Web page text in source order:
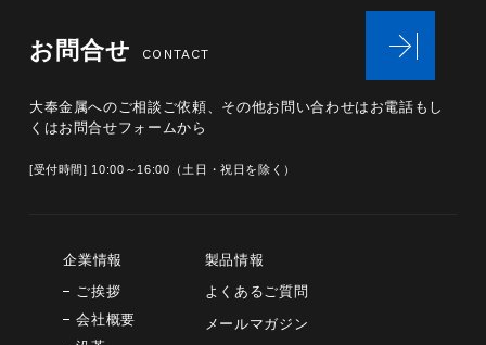
お問合せ CONTACT
大奉金属へのご相談ご依頼、その他お問い合わせは お電話もし
くはお問合せフォームから
[受付時間] 10:00～16:00（土日・祝日を除く）
企業情報
ご挨拶
会社概要
製品情報
よくあるご質問
メールマガジン